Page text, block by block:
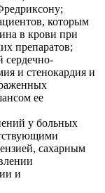
которым
в крови при
препаратов;
сердечно-
и стенокардия и
ее
у больных
сахарным
и